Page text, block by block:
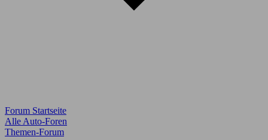
Forum Startseite
Alle Auto-Foren
Themen-Forum